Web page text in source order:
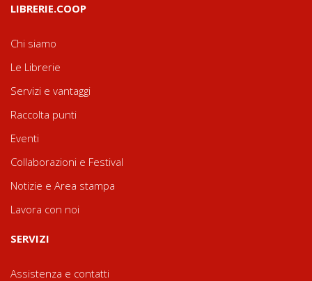
LIBRERIE.COOP
Chi siamo
Le Librerie
Servizi e vantaggi
Raccolta punti
Eventi
Collaborazioni e Festival
Notizie e Area stampa
Lavora con noi
SERVIZI
Assistenza e contatti